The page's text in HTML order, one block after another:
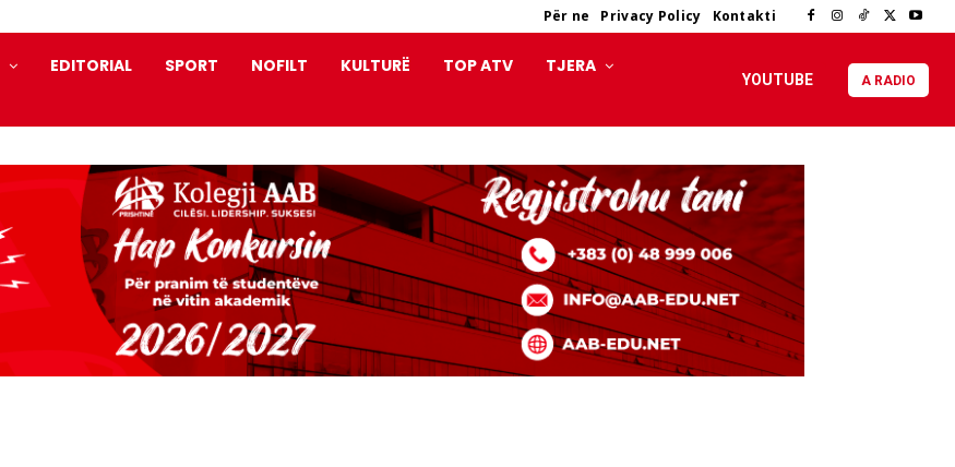
Për ne Privacy Policy Kontakti
EDITORIAL SPORT NOFILT KULTURË TOP ATV TJERA
YOUTUBE A RADIO